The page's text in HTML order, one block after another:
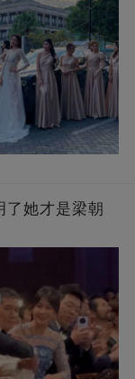
了她才是梁朝